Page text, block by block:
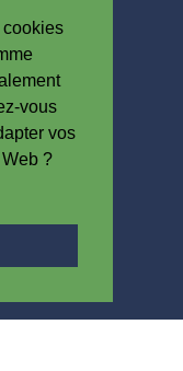
cookies
vous
vos
?